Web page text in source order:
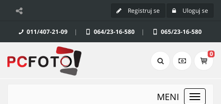
Registruj se Uloguj se
011/407-21-09 | 064/23-16-580 | 065/23-16-580
0
Toggle
MENI